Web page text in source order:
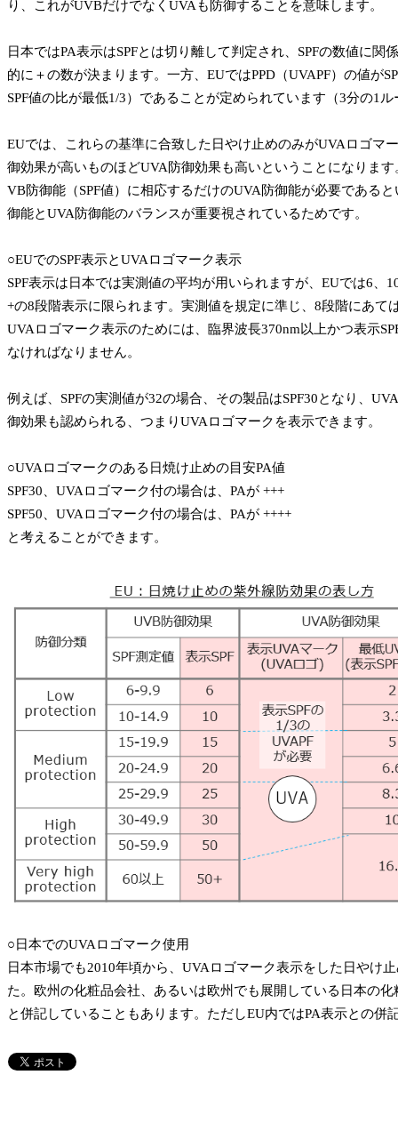
り、これがUVBだけでなくUVAも防御することを意味します。
日本ではPA表示はSPFとは切り離して判定され、SPFの数値に関
的に＋の数が決まります。一方、EUではPPD（UVAPF）の値が
SPF値の比が最低1/3）であることが定められています（3分の1ル
EUでは、これらの基準に合致した日やけ止めのみがUVAロゴマ
御効果が高いものほどUVA防御効果も高いということになりま
VB防御能（SPF値）に相応するだけのUVA防御能が必要である
御能とUVA防御能のバランスが重要視されているためです。
○EUでのSPF表示とUVAロゴマーク表示
SPF表示は日本では実測値の平均が用いられますが、EUでは6、
+の8段階表示に限られます。実測値を規定に準じ、8段階にあて
UVAロゴマーク表示のためには、臨界波長370nm以上かつ表示
なければなりません。
例えば、SPFの実測値が32の場合、その製品はSPF30となり、
御効果も認められる、つまりUVAロゴマークを表示できます。
○UVAロゴマークのある日焼け止めの目安PA値
SPF30、UVAロゴマーク付の場合は、PAが +++
SPF50、UVAロゴマーク付の場合は、PAが ++++
と考えることができます。
○日本でのUVAロゴマーク使用
日本市場でも2010年頃から、UVAロゴマーク表示をした日やけ
た。欧州の化粧品会社、あるいは欧州でも展開している日本の
と併記していることもあります。ただしEU内ではPA表示との併